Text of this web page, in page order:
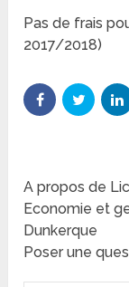
Pas de frais
2017/2018)
A propos de
Economie et
Dunkerque
Poser une